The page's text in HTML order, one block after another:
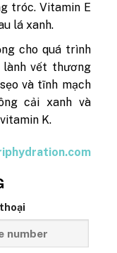
tróc. Vitamin E
lá xanh.
cho quá trình
lành vết thương
và tĩnh mạch
cải xanh và
K.